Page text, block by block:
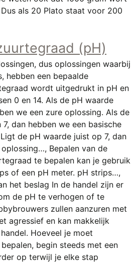
als 20 Plato staat voor 200
(pH)
dus oplossingen waarbij
hebben een bepaalde
wordt uitgedrukt in pH en
0 en 14. Als de pH waarde
we een zure oplossing. Als de
dan hebben we een basische
de pH waarde juist op 7, dan
Bepalen van de
te bepalen kan je gebruik
of een pH meter. pH strips…,
het beslag In de handel zijn er
de pH te verhogen of te
zullen aanzuren met
agressief en kan makkelijk
Hoeveel je moet
begin steeds met een
op terwijl je elke stap